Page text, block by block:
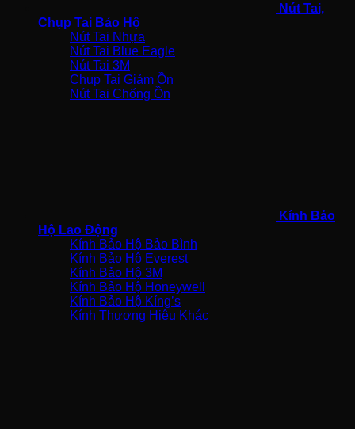
Nút Tai,
Chụp Tai Bảo Hộ
Nút Tai Nhựa
Nút Tai Blue Eagle
Nút Tai 3M
Chụp Tai Giảm Ồn
Nút Tai Chống Ồn
Kính Bảo
Hộ Lao Động
Kính Bảo Hộ Bảo Bình
Kính Bảo Hộ Everest
Kính Bảo Hộ 3M
Kính Bảo Hộ Honeywell
Kính Bảo Hộ Kíng’s
Kính Thương Hiệu Khác